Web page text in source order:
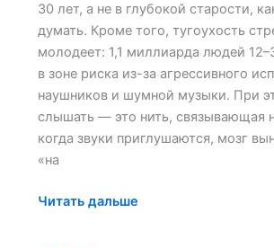
30 лет, а не в глубокой старости,
думать. Кроме того, тугоухость
молодеет: 1,1 миллиарда людей
в зоне риска из-за агрессивного
наушников и шумной музыки. При
слышать — это нить, связывающая
когда звуки приглушаются, мозг
«на
Читать дальше